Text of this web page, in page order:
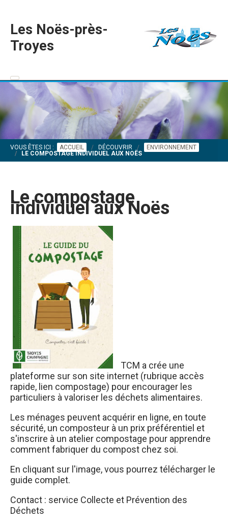
Les Noës-près-
Troyes
VOUS ÊTES ICI : ACCUEIL DÉCOUVRIR
ENVIRONNEMENT
LE COMPOSTAGE INDIVIDUEL AUX NOËS
Le compostage
individuel aux Noës
TCM a crée une
plateforme sur son site internet (rubrique accès
rapide, lien compostage) pour encourager les
particuliers à valoriser les déchets alimentaires.
Les ménages peuvent acquérir en ligne, en toute
sécurité, un composteur à un prix préférentiel et
s'inscrire à un atelier compostage pour apprendre
comment fabriquer du compost chez soi.
En cliquant sur l'image, vous pourrez télécharger le
guide complet.
Contact : service Collecte et Prévention des
Déchets